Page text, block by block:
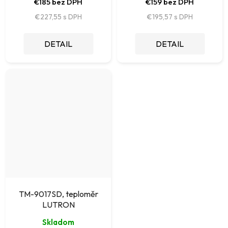
€227,55
DETAIL
€195,57
DETAIL
TM-9017SD, teploměr
LUTRON
Skladom